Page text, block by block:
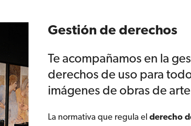
Gestión de derechos
Te acompañamos en la
derechos de uso para
imágenes de obras de
La normativa que regula el derecho